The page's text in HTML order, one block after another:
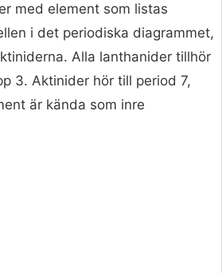
med element som listas
i det periodiska diagrammet,
Alla lanthanider tillhör
3. Aktinider hör till period 7,
är kända som inre